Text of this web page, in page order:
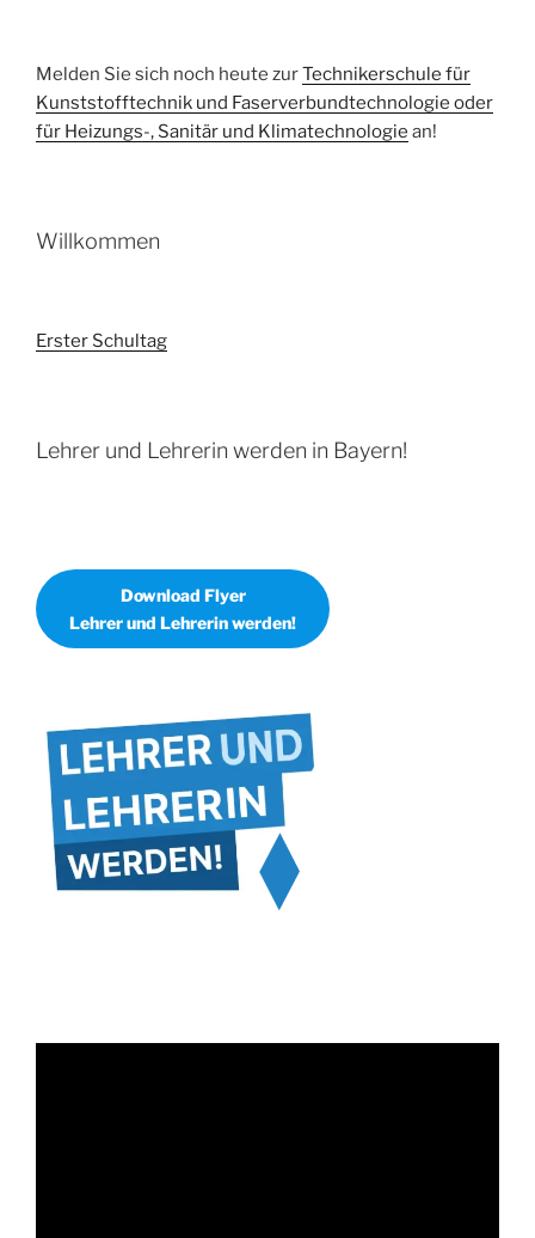
Melden Sie sich noch heute zurTechnikerschule für
Kunststofftechnik und Faserverbundtechnologie oder
für Heizungs-, Sanitär und Klimatechnologie an!
Willkommen
Erster Schultag
Lehrer und Lehrerin werden in Bayern!
Download Flyer
Lehrer und Lehrerin werden!